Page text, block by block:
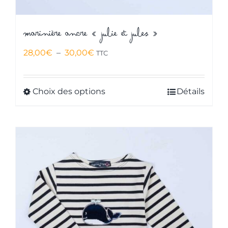
Marinière ancre « Julie et Jules »
28,00€ – 30,00€ Plage
prix :
28,00€
TTC
Choix des optionsCe
Les
options
peuvent
être
choisies
Détails